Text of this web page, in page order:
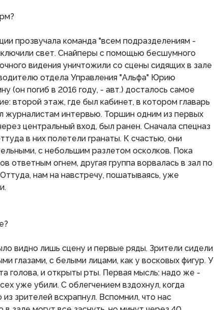
прозвучала команда "всем подразделениям -
свет. Снайперы с помощью бесшумного
видения уничтожили со сцены сидящих в зале
отдела Управления "Альфа" Юрию
(он погиб в 2016 году, - авт.) досталось самое
второй этаж, где был кабинет, в котором главарь
журналистам интервью. Торшин одним из первых
центральный вход, был ранен. Сначала спецназ
в них полетели гранаты. К счастью, они
с небольшим разлетом осколков. Пока
ответным огнем, другая группа ворвалась в зал по
нам на навстречу, пошатываясь, уже
видно лишь сцену и первые ряды. Зрители сидели
глазами, с белыми лицами, как у восковых фигур. У
голова, и открыты рты. Первая мысль: надо же -
уже убили. С облегчением вздохнул, когда
зрителей всхрапнул. Вспомнил, что нас